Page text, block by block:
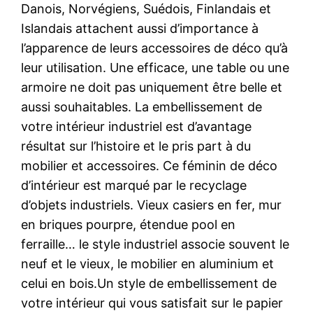
Danois, Norvégiens, Suédois, Finlandais et
Islandais attachent aussi d’importance à
l’apparence de leurs accessoires de déco qu’à
leur utilisation. Une efficace, une table ou une
armoire ne doit pas uniquement être belle et
aussi souhaitables. La embellissement de
votre intérieur industriel est d’avantage
résultat sur l’histoire et le pris part à du
mobilier et accessoires. Ce féminin de déco
d’intérieur est marqué par le recyclage
d’objets industriels. Vieux casiers en fer, mur
en briques pourpre, étendue pool en
ferraille… le style industriel associe souvent le
neuf et le vieux, le mobilier en aluminium et
celui en bois.Un style de embellissement de
votre intérieur qui vous satisfait sur le papier